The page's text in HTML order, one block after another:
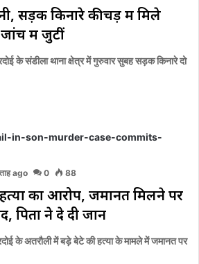
सड़क किनारे कीचड़ में मिले
में जुटीं
के संडीला थाना क्षेत्र में गुरुवार सुबह सड़क किनारे दो
ago 0 88
का आरोप, जमानत मिलने पर
पिता ने दे दी जान
के अतरौली में बड़े बेटे की हत्या के मामले में जमानत पर